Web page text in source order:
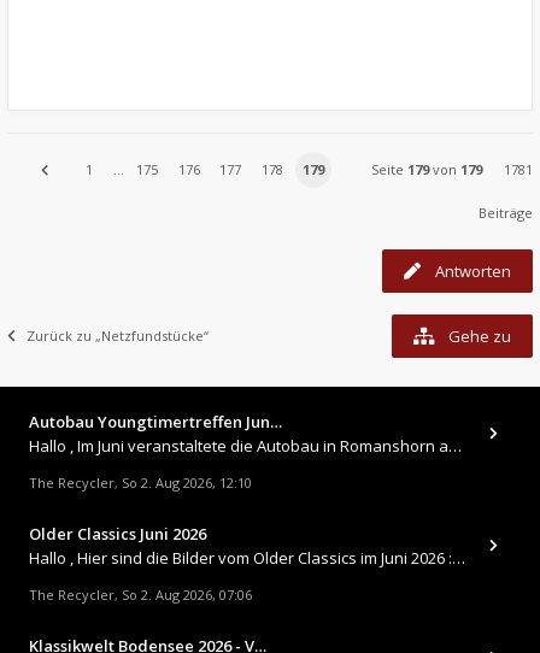
1 … 175 176 177 178 179 Seite 179von 179 1781
Beiträge
Antworten
Zurück zu „Netzfundstücke“ Gehe zu
Autobau Youngtimertreffen Jun…
Hallo , Im Juni veranstaltete die Autobau in Romanshorn auf ihrem Gelände ein kleines Youngtimertreffen : https://up.
The Recycler, So 2. Aug 2026, 12:10
Older Classics Juni 2026
​Hallo , Hier sind die Bilder vom Older Classics im Juni 2026 : https://up.picr.de/51155940wd.jpg https://up.pic
The Recycler, So 2. Aug 2026, 07:06
Klassikwelt Bodensee 2026 - V…